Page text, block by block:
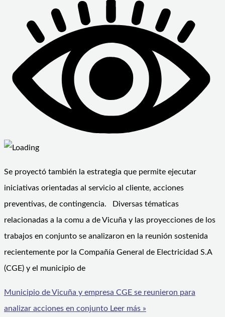
Se proyectó también la estrategia que permite ejecutar
iniciativas orientadas al servicio al cliente, acciones
preventivas, de contingencia. Diversas tématicas
relacionadas a la comu a de Vicuña y las proyecciones de los
trabajos en conjunto se analizaron en la reunión sostenida
recientemente por la Compañía General de Electricidad S.A
(CGE) y el municipio de
Municipio de Vicuña y empresa CGE se reunieron para
analizar acciones en conjunto Leer más »